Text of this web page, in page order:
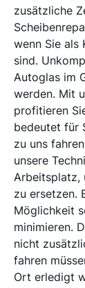
zusätzliche
wenn Sie als
sind.
Autoglas im
werden. Mit
profitieren
bedeutet für
zu uns
unsere
Arbeitsplatz,
zu ersetzen.
Möglichkeit
minimieren.
nicht
fahren
Ort erledigt